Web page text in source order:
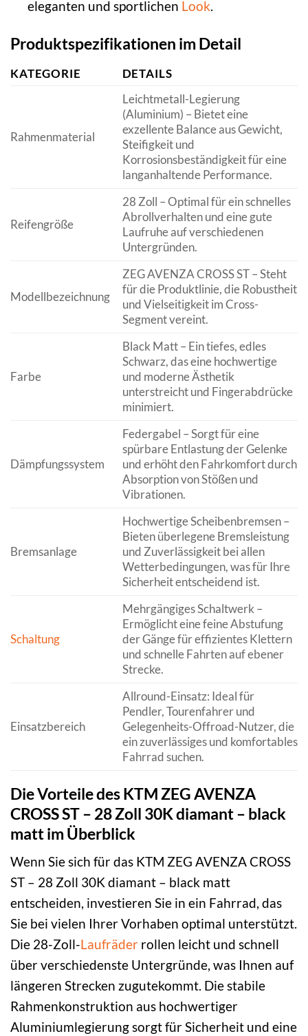
eleganten und sportlichen Look.
Produktspezifikationen im Detail
KATEGORIE DETAILS
Rahmenmaterial
Leichtmetall-Legierung
(Aluminium) – Bietet eine
exzellente Balance aus Gewicht,
Steifigkeit und
Korrosionsbeständigkeit für eine
langanhaltende Performance.
Reifengröße
28 Zoll – Optimal für ein schnelles
Abrollverhalten und eine gute
Laufruhe auf verschiedenen
Untergründen.
Modellbezeichnung
ZEG AVENZA CROSS ST – Steht
für die Produktlinie, die Robustheit
und Vielseitigkeit im Cross-
Segment vereint.
Farbe
Black Matt – Ein tiefes, edles
Schwarz, das eine hochwertige
und moderne Ästhetik
unterstreicht und Fingerabdrücke
minimiert.
Dämpfungssystem
Federgabel – Sorgt für eine
spürbare Entlastung der Gelenke
und erhöht den Fahrkomfort durch
Absorption von Stößen und
Vibrationen.
Bremsanlage
Hochwertige Scheibenbremsen –
Bieten überlegene Bremsleistung
und Zuverlässigkeit bei allen
Wetterbedingungen, was für Ihre
Sicherheit entscheidend ist.
Schaltung
Mehrgängiges Schaltwerk –
Ermöglicht eine feine Abstufung
der Gänge für effizientes Klettern
und schnelle Fahrten auf ebener
Strecke.
Einsatzbereich
Allround-Einsatz: Ideal für
Pendler, Tourenfahrer und
Gelegenheits-Offroad-Nutzer, die
ein zuverlässiges und komfortables
Fahrrad suchen.
Die Vorteile des KTM ZEG AVENZA
CROSS ST – 28 Zoll 30K diamant – black
matt im Überblick
Wenn Sie sich für das KTM ZEG AVENZA CROSS
ST – 28 Zoll 30K diamant – black matt
entscheiden, investieren Sie in ein Fahrrad, das
Sie bei vielen Ihrer Vorhaben optimal unterstützt.
Die 28-Zoll-Laufräder rollen leicht und schnell
über verschiedenste Untergründe, was Ihnen auf
längeren Strecken zugutekommt. Die stabile
Rahmenkonstruktion aus hochwertiger
Aluminiumlegierung sorgt für Sicherheit und eine